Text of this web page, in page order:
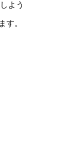
よう
す。